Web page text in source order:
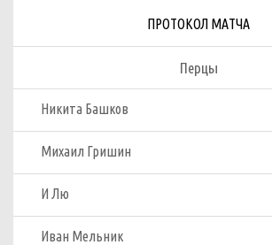
ПРОТОКОЛ МАТЧА
Перцы
Никита Башков
Михаил Гришин
И Лю
Иван Мельник